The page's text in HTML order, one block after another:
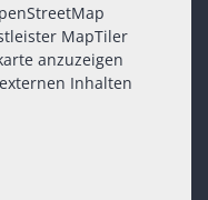
MapTiler
anzuzeigen
Inhalten